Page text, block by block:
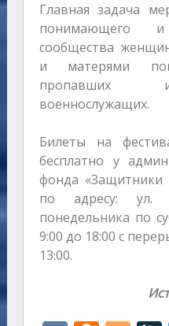
Главная задача
понимающего и
сообщества
и матерями
пропавших
военнослужащих.
Билеты на
бесплатно у
фонда «Защитники
по адресу: ул.
понедельника по
9:00 до 18:00 с
13:00.